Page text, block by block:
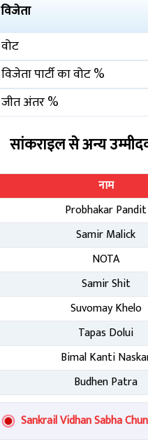
विजेता
वोट
विजेता पार्टी का वोट %
जीत अंतर %
सांकराइलसे अन्य
नाम
Probhakar Pandit
Samir Malick
NOTA
Samir Shit
Suvomay Khelo
Tapas Dolui
Bimal Kanti
Budhen Patra
Sankrail Vidhan Sabha